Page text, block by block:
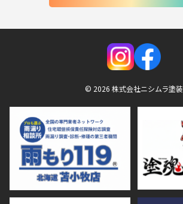
© 2026 株式会社ニシムラ塗装